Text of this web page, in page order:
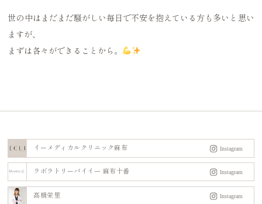
世の中はまだまだ騒がしい毎日で不安を抱えている方も多いと思い
ますが、
まずは各々ができることから。
イーメディカルクリニック麻布
ラボラトリーバイイー 麻布十番
髙橋栄里